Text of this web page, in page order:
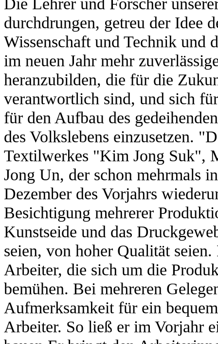
durchdrungen, getreu der Idee
Wissenschaft und Technik und
im neuen Jahr mehr
heranzubilden, die für die
verantwortlich sind, und sich
für den Aufbau des
des Volkslebens einzusetzen.
Textilwerkes "Kim Jong Suk",
Jong Un, der schon mehrmals
Dezember des Vorjahrs
Besichtigung mehrerer
Kunstseide und das
seien, von hoher Qualität
Arbeiter, die sich um die
bemühen. Bei mehreren
Aufmerksamkeit für ein
Arbeiter. So ließ er im Vorjahr